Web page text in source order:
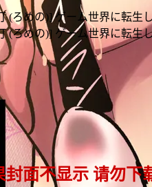
(ろめの)] ゲーム世界に転生
(ろめの)] ゲーム世界に転生
封面不显示 请勿下